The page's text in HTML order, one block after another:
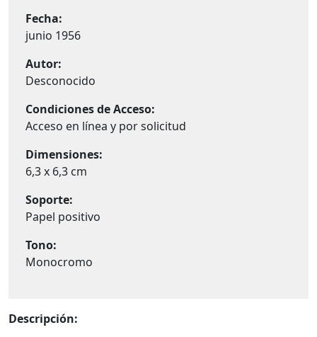
Fecha:
junio 1956
Autor:
Desconocido
Condiciones de Acceso:
Acceso en línea y por solicitud
Dimensiones:
6,3 x 6,3 cm
Soporte:
Papel positivo
Tono:
Monocromo
Descripción: